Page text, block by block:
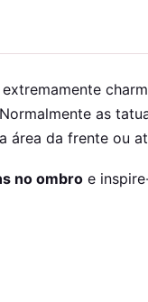
as
área da frente ou
no ombro e